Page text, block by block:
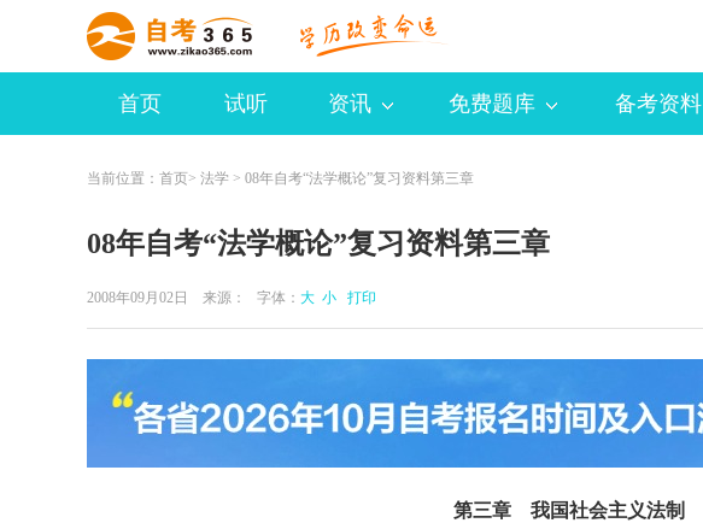
首页 试听 资讯 免费题库 备考资料
当前位置： 首页> 法学 > 08年自考“法学概论”复习资料第三章
08年自考“法学概论”复习资料第三章
2008年09月02日 来源： 字体： 大 小 打印
第三章 我国社会主义法制